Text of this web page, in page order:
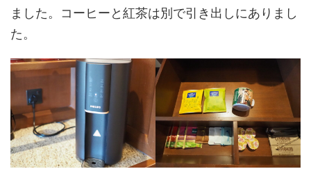
ました。コーヒーと紅茶は別で引き出しにありまし
た。